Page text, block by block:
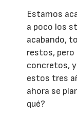
Estamos
a poco los
acabando,
restos, pero
concretos,
estos tres
ahora se
qué?